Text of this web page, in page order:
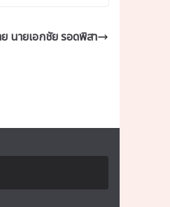
นายเอกชัย รอดพิสา